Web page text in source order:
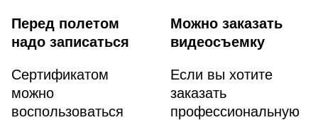
Перед полетом
надо записаться
Сертификатом
можно
воспользоваться
Можно заказать
видеосъемку
Если вы хотите
заказать
профессиональную